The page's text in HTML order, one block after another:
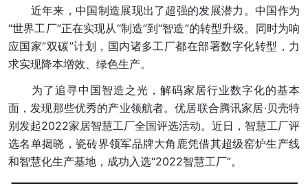
近年来，中国制造展现出了超强的发展潜力。中国作为
“世界工厂”正在实现从“制造”到“智造”的转型升级。同时为响
应国家“双碳”计划，国内诸多工厂都在部署数字化转型，力
求实现降本增效、绿色生产。
为了追寻中国智造之光，解码家居行业数字化的基本
面，发现那些优秀的产业领航者。优居联合腾讯家居·贝壳特
别发起2022家居智慧工厂全国评选活动。近日，智慧工厂评
选名单揭晓，瓷砖界领军品牌大角鹿凭借其超级窑炉生产线
和智慧化生产基地，成功入选“2022智慧工厂”。